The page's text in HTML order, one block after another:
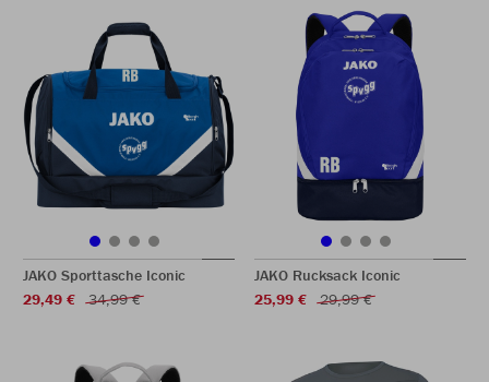
JAKO Sporttasche Iconic
29,49 €
34,99 €
JAKO Rucksack Iconic
25,99 €
29,99 €